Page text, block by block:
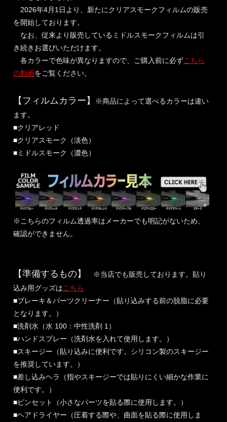
2026年4月1日より、新たにクリアスモークフィルムの販売
を開始しております。
なお、従来より販売しているミドルスモークフィルムは引
き続きお選びいただけます。
各カラーで色味が異なりますので、ご購入前に必ずこちら
の動画をご覧ください。
【フィルムカラー】
※商品によって選べるカラーは違い
ます。
■クリアレッド
■クリアスモーク（淡色）
■ミドルスモーク（濃色）
※こちらのフィルム透過率はメーカーでも明記がないため、
確認ができません。
【準備するもの】
※当店でも販売しております。貼り
込み用グッズはこちら
■ブレーキ＆パーツクリーナー（貼り込みする前の脱脂に必要
となります。）
■洗剤水（水 100：中性洗剤 1）
■ハンドスプレー（洗剤水を入れて使用します。）
■スキージー（貼り込みに便利です。シリコン製のスキージー
を推奨しています。）
■差し込みヘラ（指やスキージーでは貼りにくい細かな作業に
便利です。）
■ピンセット（小さなパーツを貼る際に使用します。）
■ヘアドライヤー（圧着する際や、曲面を貼る際に使用しま